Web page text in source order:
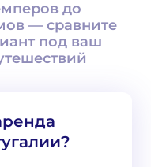
до
— сравните
под ваш